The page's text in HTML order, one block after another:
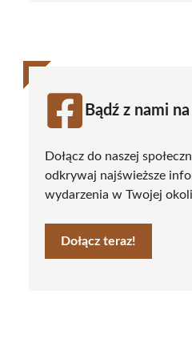
Bądź z nami
Dołącz do naszej
odkrywaj najświeższe
wydarzenia w Twojej
Dołącz teraz!